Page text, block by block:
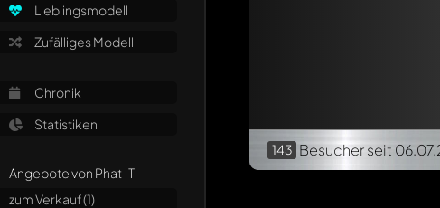
Lieblingsmodell
Zufälliges Modell
Chronik
Statistiken
Angebote von Phat-T
zum Verkauf (1)
143 Besucherseit